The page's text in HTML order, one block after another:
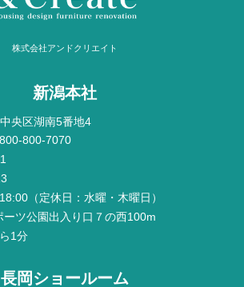
株式会社アンドクリエイト
新潟本社
央区湖南5番地4
800-7070
（定休日：水曜・木曜日）
ーツ公園出入り口７の西100m
1分
長岡ショールーム